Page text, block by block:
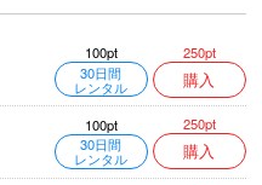
100pt
30日間
レンタル
250pt
購入
100pt
30日間
レンタル
250pt
購入